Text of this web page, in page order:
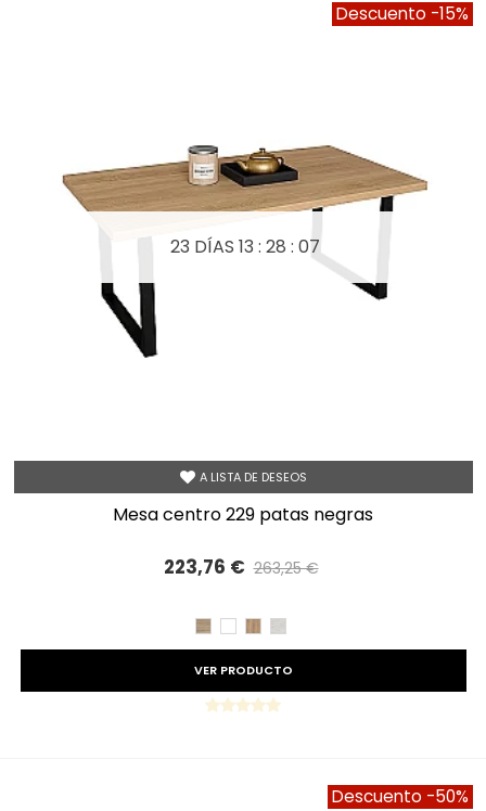
Descuento -15%
A LISTA DE DESEOS
23 DÍAS 13 : 28 : 05
mesa centro 229 patas negras
223,76 € 263,25 €
CAMBRIAN
BLANCO
ROBLE
VER PRODUCTO
Descuento -50%